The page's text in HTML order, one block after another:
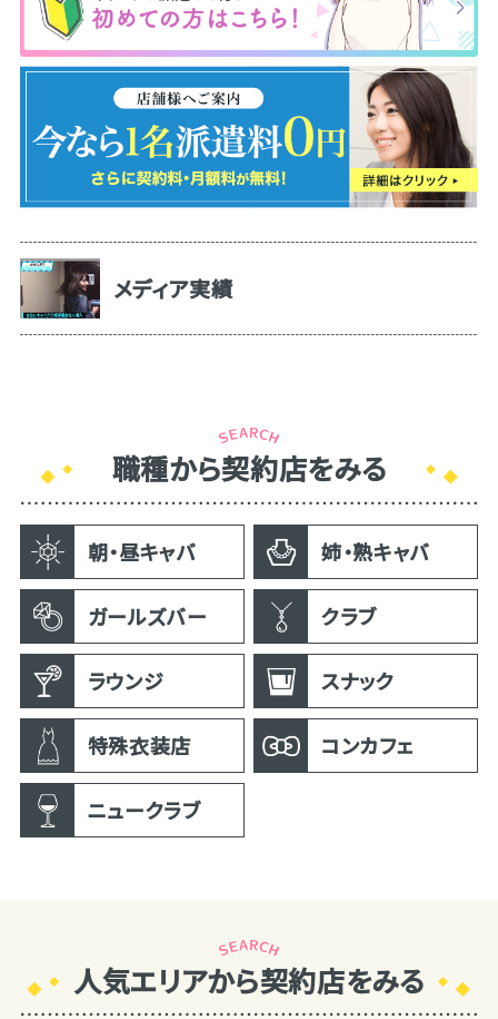
メディア実績
職種から契約店をみる
朝・昼キャバ 姉・熟キャバ
ガールズバー クラブ
ラウンジ スナック
特殊衣装店 コンカフェ
ニュークラブ
人気エリアから契約店をみる